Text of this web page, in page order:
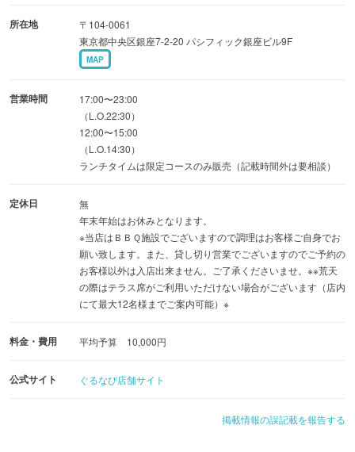
牛肉は全て系列店【肉料理KOJIRO】でも提供している和
ランチタイム限定コースもご用意しています。
/// MOON 901 ///
・サプライズ可（バースデープレート）/ドリンク持込可/ス
ポーツ観戦可
所在地
〒104-0061
東京都中央区銀座7-2-20 パシフィック銀座ビル9F
MAP
営業時間
17:00〜23:00
（L.O.22:30）
12:00〜15:00
（L.O.14:30）
ランチタイムは限定コースのみ販売（記載時間外は要相談）
定休日
無
年末年始はお休みとなります。
※当店はＢＢＱ施設でございますので調理はお客様ご自身でお
願い致します。また、貸し切り営業でございますのでご予約の
お客様以外は入店出来ません。ご了承くださいませ。※※荒天
の際はテラス席がご利用いただけない場合がございます（店内
にて最大12名様までご案内可能）※
料金・費用 平均予算 10,000円
公式サイト ぐるなび店舗サイト
掲載情報の誤記載を報告する